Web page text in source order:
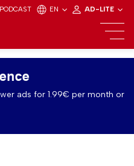
PODCAST EN AD-LITE
ads for 1.99€ per month or